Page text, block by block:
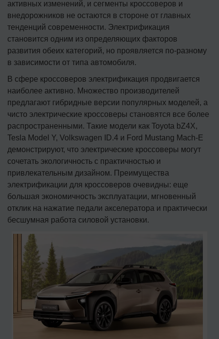
активных изменений, и сегменты кроссоверов и
внедорожников не остаются в стороне от главных
тенденций современности. Электрификация
становится одним из определяющих факторов
развития обеих категорий, но проявляется по-разному
в зависимости от типа автомобиля.
В сфере кроссоверов электрификация продвигается
наиболее активно. Множество производителей
предлагают гибридные версии популярных моделей, а
чисто электрические кроссоверы становятся все более
распространенными. Такие модели как Toyota bZ4X,
Tesla Model Y, Volkswagen ID.4 и Ford Mustang Mach-E
демонстрируют, что электрические кроссоверы могут
сочетать экологичность с практичностью и
привлекательным дизайном. Преимущества
электрификации для кроссоверов очевидны: еще
большая экономичность эксплуатации, мгновенный
отклик на нажатие педали акселератора и практически
бесшумная работа силовой установки.